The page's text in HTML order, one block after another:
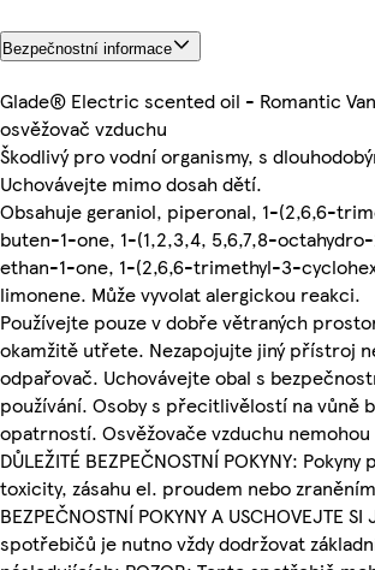
Bezpečnostní informace
Glade® Electric scented oil - Romantic
osvěžovač vzduchu
Škodlivý pro vodní organismy, s
Uchovávejte mimo dosah dětí.
Obsahuje geraniol, piperonal, 1-(2,6,6-
buten-1-one, 1-(1,2,3,4, 5,6,7,8-
ethan-1-one, 1-(2,6,6-trimethyl-3-
limonene. Může vyvolat alergickou reakci.
Používejte pouze v dobře větraných
okamžitě utřete. Nezapojujte jiný přístroj
odpařovač. Uchovávejte obal s
používání. Osoby s přecitlivělostí na vůně
opatrností. Osvěžovače vzduchu
DŮLEŽITÉ BEZPEČNOSTNÍ POKYNY:
toxicity, zásahu el. proudem nebo zraněním.
BEZPEČNOSTNÍ POKYNY A USCHOVEJTE
spotřebičů je nutno vždy dodržovat